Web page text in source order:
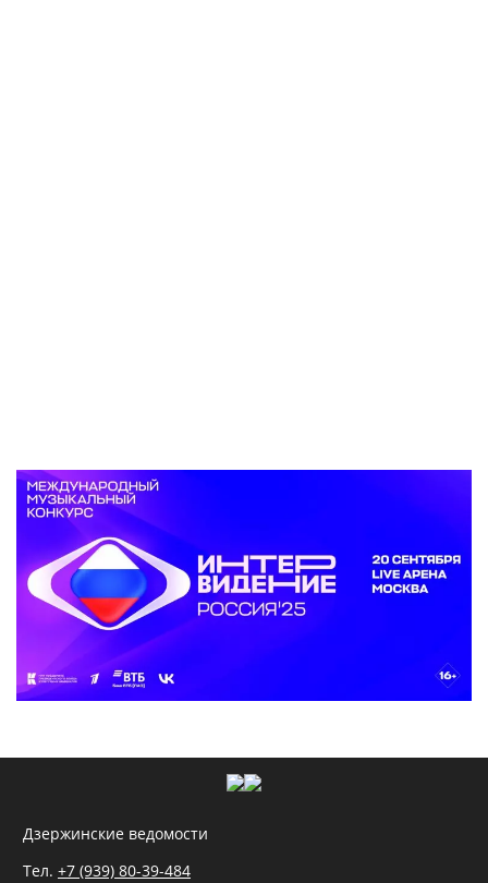
Дзержинские ведомости
Тел. +7 (939) 80-39-484